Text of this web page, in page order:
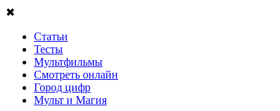
✖
Статьи
Тесты
Мультфильмы
Смотреть онлайн
Город цифр
Мульт и Магия